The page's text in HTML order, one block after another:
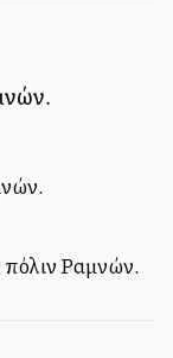
πόλιν Ραμνών.